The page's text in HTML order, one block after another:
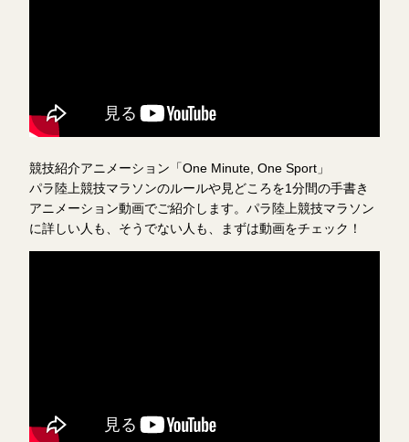
競技紹介アニメーション「One Minute, One Sport」
パラ陸上競技マラソンのルールや見どころを1分間の手書き
アニメーション動画でご紹介します。パラ陸上競技マラソン
に詳しい人も、そうでない人も、まずは動画をチェック！